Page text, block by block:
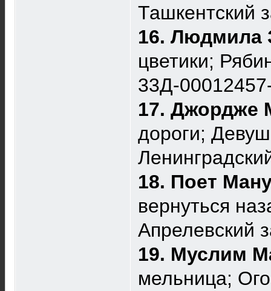
Ташкентский
16. Людмила
цветики;
33Д-
17. Джордже
дороги;
18. Поет
вернуться
Апрелевский
19. Муслим
мельница;